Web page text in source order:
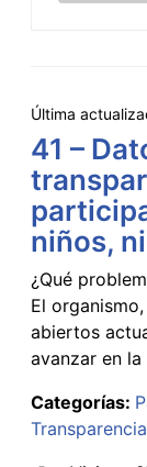
Última
41 –
niños,
¿Qué
El
abiertos
avanzar en la
Categorías:
Transparencia